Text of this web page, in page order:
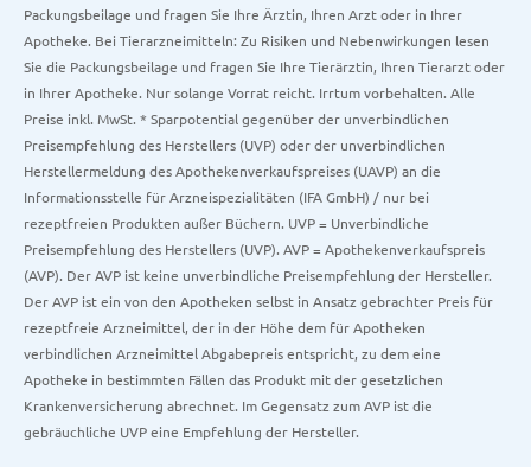
Packungsbeilage und fragen Sie Ihre Ärztin, Ihren Arzt oder in Ihrer
Apotheke. Bei Tierarzneimitteln: Zu Risiken und Nebenwirkungen lesen
Sie die Packungsbeilage und fragen Sie Ihre Tierärztin, Ihren Tierarzt oder
in Ihrer Apotheke. Nur solange Vorrat reicht. Irrtum vorbehalten. Alle
Preise inkl. MwSt. * Sparpotential gegenüber der unverbindlichen
Preisempfehlung des Herstellers (UVP) oder der unverbindlichen
Herstellermeldung des Apothekenverkaufspreises (UAVP) an die
Informationsstelle für Arzneispezialitäten (IFA GmbH) / nur bei
rezeptfreien Produkten außer Büchern. UVP = Unverbindliche
Preisempfehlung des Herstellers (UVP). AVP = Apothekenverkaufspreis
(AVP). Der AVP ist keine unverbindliche Preisempfehlung der Hersteller.
Der AVP ist ein von den Apotheken selbst in Ansatz gebrachter Preis für
rezeptfreie Arzneimittel, der in der Höhe dem für Apotheken
verbindlichen Arzneimittel Abgabepreis entspricht, zu dem eine
Apotheke in bestimmten Fällen das Produkt mit der gesetzlichen
Krankenversicherung abrechnet. Im Gegensatz zum AVP ist die
gebräuchliche UVP eine Empfehlung der Hersteller.